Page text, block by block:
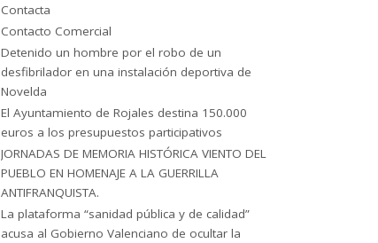
Contacta
Contacto Comercial
Detenido un hombre por el robo de un
desfibrilador en una instalación deportiva de
Novelda
El Ayuntamiento de Rojales destina 150.000
euros a los presupuestos participativos
JORNADAS DE MEMORIA HISTÓRICA VIENTO DEL
PUEBLO EN HOMENAJE A LA GUERRILLA
ANTIFRANQUISTA.
La plataforma “sanidad pública y de calidad”
acusa al Gobierno Valenciano de ocultar la